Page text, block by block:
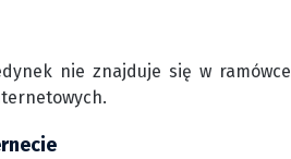
nie znajduje się w ramówce